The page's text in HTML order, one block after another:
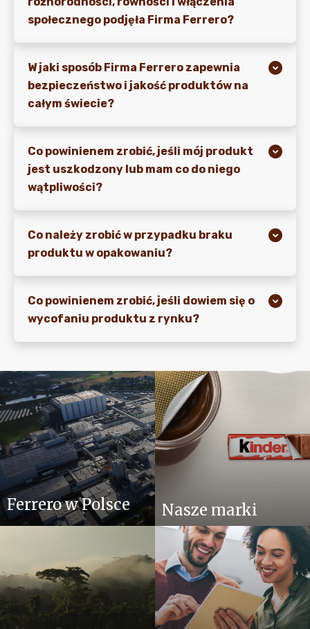
społecznego podjęła Firma Ferrero?
W jaki sposób Firma Ferrero zapewnia
bezpieczeństwo i jakość produktów na
całym świecie?
Co powinienem zrobić, jeśli mój produkt
jest uszkodzony lub mam co do niego
wątpliwości?
Co należy zrobić w przypadku braku
produktu w opakowaniu?
Co powinienem zrobić, jeśli dowiem się o
wycofaniu produktu z rynku?
Ferrero w Polsce Nasze marki